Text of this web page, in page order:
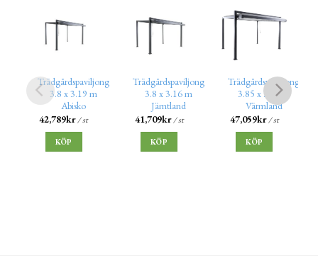
Trädgårdspaviljong
3.8 x 3.19 m
Abisko
42,789kr / st
KÖP
Trädgårdspaviljong
3.8 x 3.16 m
Jämtland
41,709kr/ st
KÖP
Trädgårdspaviljong
3.85 x 3.16 m
Värmland
47,059kr/ st
KÖP